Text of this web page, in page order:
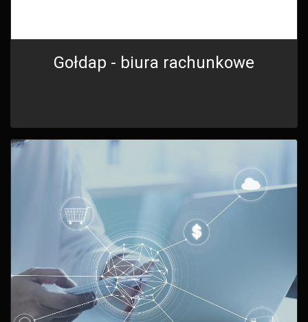
Gołdap - biura rachunkowe